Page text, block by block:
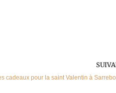
cadeaux pour la saint Valentin à